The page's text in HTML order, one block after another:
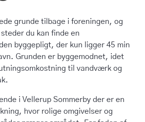
grunde tilbage i foreningen, og
du kan finde en
byggepligt, der kun ligger 45 min
Grunden er byggemodnet, idet
til vandværk og
i Vellerup Sommerby der er en
hvor rolige omgivelser og